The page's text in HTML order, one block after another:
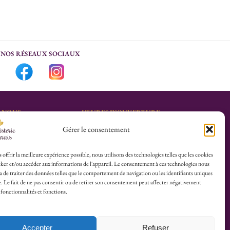
Gérer le consentement
offrir la meilleure expérience possible, nous utilisons des technologies telles que les cookies
et/ou accéder aux informations de l'appareil. Le consentement à ces technologies nous
de traiter des données telles que le comportement de navigation ou les identifiants uniques
Le fait de ne pas consentir ou de retirer son consentement peut affecter négativement
fonctionnalités et fonctions.
Accepter Refuser
NOS RÉSEAUX SOCIAUX
:
HEURES D’OUVERTURE
Lu-Sa : 10h30/13h30 –
Dim (Oct à Mai) : 12h/17h30